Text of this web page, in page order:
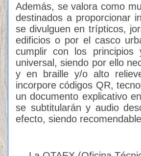
Además, se valora como
destinados a proporcionar
se divulguen en trípticos,
edificios o por el casco
cumplir con los principios
universal, siendo por ello
y en braille y/o alto
incorpore códigos QR,
un documento explicativo
se subtitularán y audio
efecto, siendo